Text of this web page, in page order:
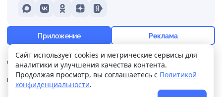
+17° Ощущается как +17
5 м/с 757 мм 99%
О нас Контакты Прислать новость
Реклама
Политика
конфиденциальности
MAXVKontakteOdnoklassniki
DzenYandex
Приложение Реклама
Сайт использует cookies и метрические сервисы для
аналитики и улучшения качества контента.
Продолжая просмотр, вы соглашаетесь с Политикой
конфиденциальности.